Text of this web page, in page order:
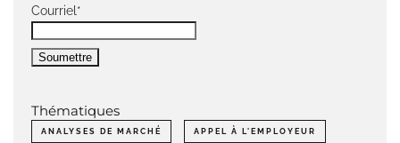
Courriel*
Thématiques
ANALYSES DE MARCHÉ APPEL À L'EMPLOYEUR